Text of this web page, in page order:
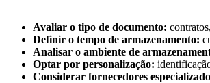
Avaliar o tipo de documento:
Definir o tempo de armazenamento:
Analisar o ambiente de
Optar por personalização:
Considerar fornecedores